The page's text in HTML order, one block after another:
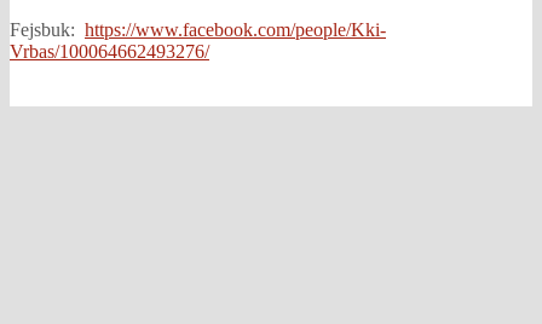
Fejsbuk: https://www.facebook.com/people/Kki-
Vrbas/100064662493276/